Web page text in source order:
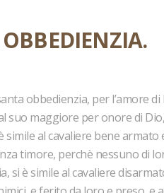
obbedienzia, per l’amore
suo maggiore per onore di
al cavaliere bene armato
timore, perchè nessuno di
è simile al cavaliere